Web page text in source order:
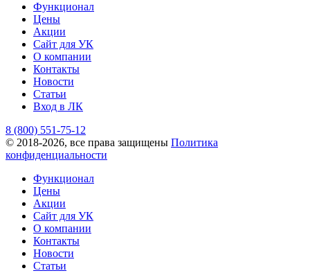
Функционал
Цены
Акции
Сайт для УК
О компании
Контакты
Новости
Статьи
Вход в ЛК
8 (800) 551-75-12
© 2018-2026, все права защищены Политика
конфиденциальности
Функционал
Цены
Акции
Сайт для УК
О компании
Контакты
Новости
Статьи